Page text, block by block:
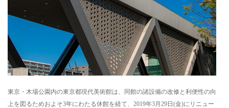
東京・木場公園内の東京都現代美術館は、同館の諸設備の改修と利便性の向
上を図るためおよそ3年にわたる休館を経て、2019年3月29日(金)にリニュー